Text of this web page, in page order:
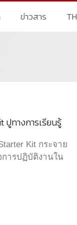
ข่าวสาร TH
ปูทางการเรียนรู้
Kit กระจาย
ารปฏิบัติงานใน